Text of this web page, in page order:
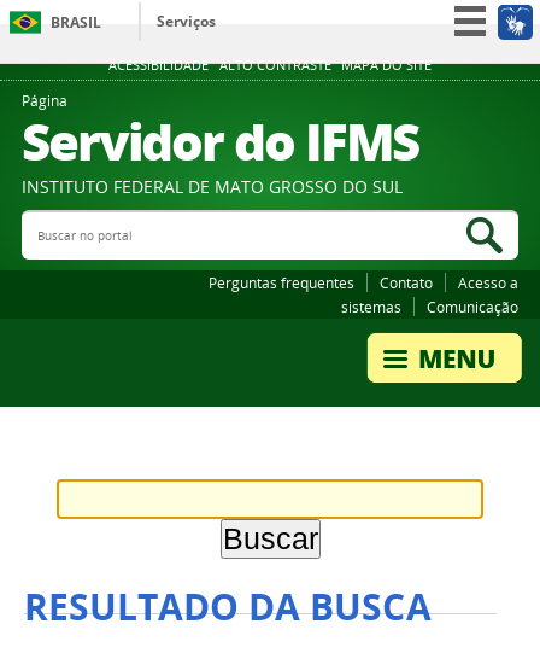
ACESSIBILIDADE ALTO CONTRASTE MAPA DO SITE
BRASIL
Serviços
Participe
Legislação
Canais
Página
Servidor do IFMS
INSTITUTO FEDERAL DE MATO GROSSO DO SUL
Buscar no portal
Perguntas frequentes Contato
Acesso a
sistemas
Comunicação
RESULTADO DA BUSCA